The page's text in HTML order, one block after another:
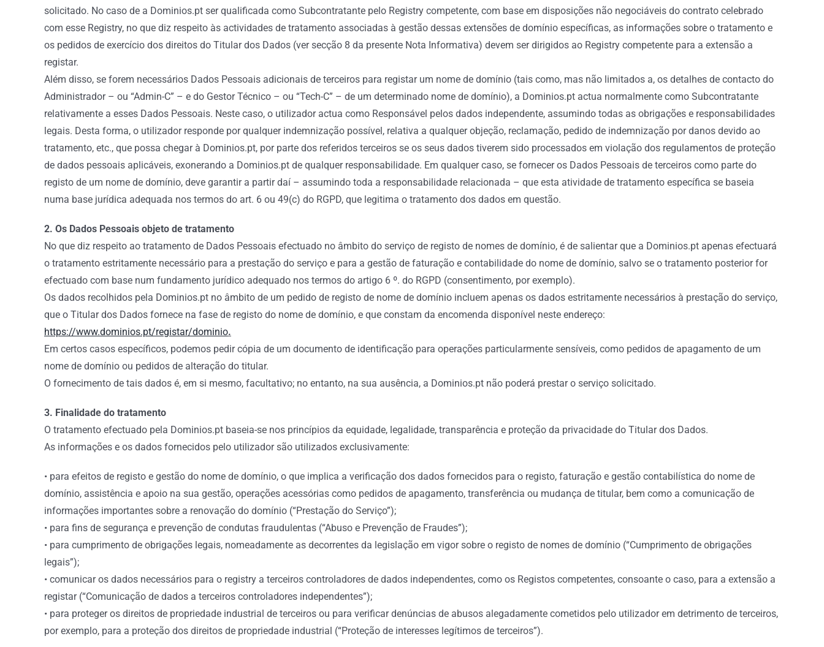
solicitado. No caso de a Dominios.pt ser qualificada como Subcontratante pelo Registry competente, com base em disposições não negociáveis do contrato celebrado
com esse Registry, no que diz respeito às actividades de tratamento associadas à gestão dessas extensões de domínio específicas, as informações sobre o tratamento e
os pedidos de exercício dos direitos do Titular dos Dados (ver secção 8 da presente Nota Informativa) devem ser dirigidos ao Registry competente para a extensão a
registar.
Além disso, se forem necessários Dados Pessoais adicionais de terceiros para registar um nome de domínio (tais como, mas não limitados a, os detalhes de contacto do
Administrador – ou “Admin-C” – e do Gestor Técnico – ou “Tech-C” – de um determinado nome de domínio), a Dominios.pt actua normalmente como Subcontratante
relativamente a esses Dados Pessoais. Neste caso, o utilizador actua como Responsável pelos dados independente, assumindo todas as obrigações e responsabilidades
legais. Desta forma, o utilizador responde por qualquer indemnização possível, relativa a qualquer objeção, reclamação, pedido de indemnização por danos devido ao
tratamento, etc., que possa chegar à Dominios.pt, por parte dos referidos terceiros se os seus dados tiverem sido processados em violação dos regulamentos de proteção
de dados pessoais aplicáveis, exonerando a Dominios.pt de qualquer responsabilidade. Em qualquer caso, se fornecer os Dados Pessoais de terceiros como parte do
registo de um nome de domínio, deve garantir a partir daí – assumindo toda a responsabilidade relacionada – que esta atividade de tratamento específica se baseia
numa base jurídica adequada nos termos do art. 6 ou 49(c) do RGPD, que legitima o tratamento dos dados em questão.
2. Os Dados Pessoais objeto de tratamento
No que diz respeito ao tratamento de Dados Pessoais efectuado no âmbito do serviço de registo de nomes de domínio, é de salientar que a Dominios.pt apenas efectuará
o tratamento estritamente necessário para a prestação do serviço e para a gestão de faturação e contabilidade do nome de domínio, salvo se o tratamento posterior for
efectuado com base num fundamento jurídico adequado nos termos do artigo 6 º. do RGPD (consentimento, por exemplo).
Os dados recolhidos pela Dominios.pt no âmbito de um pedido de registo de nome de domínio incluem apenas os dados estritamente necessários à prestação do serviço,
que o Titular dos Dados fornece na fase de registo do nome de domínio, e que constam da encomenda disponível neste endereço:
https://www.dominios.pt/registar/dominio.
Em certos casos específicos, podemos pedir cópia de um documento de identificação para operações particularmente sensíveis, como pedidos de apagamento de um
nome de domínio ou pedidos de alteração do titular.
O fornecimento de tais dados é, em si mesmo, facultativo; no entanto, na sua ausência, a Dominios.pt não poderá prestar o serviço solicitado.
3. Finalidade do tratamento
O tratamento efectuado pela Dominios.pt baseia-se nos princípios da equidade, legalidade, transparência e proteção da privacidade do Titular dos Dados.
As informações e os dados fornecidos pelo utilizador são utilizados exclusivamente:
• para efeitos de registo e gestão do nome de domínio, o que implica a verificação dos dados fornecidos para o registo, faturação e gestão contabilística do nome de
domínio, assistência e apoio na sua gestão, operações acessórias como pedidos de apagamento, transferência ou mudança de titular, bem como a comunicação de
informações importantes sobre a renovação do domínio (“Prestação do Serviço”);
• para fins de segurança e prevenção de condutas fraudulentas (“Abuso e Prevenção de Fraudes”);
• para cumprimento de obrigações legais, nomeadamente as decorrentes da legislação em vigor sobre o registo de nomes de domínio (“Cumprimento de obrigações
legais”);
• comunicar os dados necessários para o registry a terceiros controladores de dados independentes, como os Registos competentes, consoante o caso, para a extensão a
registar (“Comunicação de dados a terceiros controladores independentes”);
• para proteger os direitos de propriedade industrial de terceiros ou para verificar denúncias de abusos alegadamente cometidos pelo utilizador em detrimento de terceiros,
por exemplo, para a proteção dos direitos de propriedade industrial (“Proteção de interesses legítimos de terceiros”).